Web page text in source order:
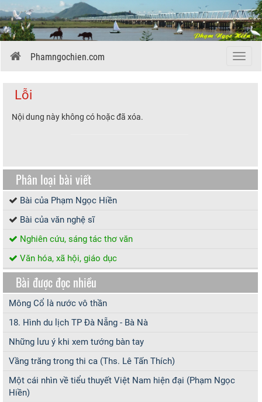
Menu
Phamngochien.com
Lỗi
Nội dung này không có hoặc đã xóa.
Phân loại bài viết
Bài của Phạm Ngọc Hiền
Bài của văn nghệ sĩ
Nghiên cứu, sáng tác thơ văn
Văn hóa, xã hội, giáo dục
Bài được đọc nhiều
Mông Cổ là nước vô thần
18. Hình du lịch TP Đà Nẵng - Bà Nà
Những lưu ý khi xem tướng bàn tay
Vầng trăng trong thi ca (Ths. Lê Tấn Thích)
Một cái nhìn về tiểu thuyết Việt Nam hiện đại (Phạm Ngọc
Hiền)